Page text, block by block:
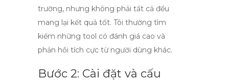
trường, nhưng không phải tất cả đều
mang lại kết quả tốt. Tôi thường tìm
kiếm những tool có đánh giá cao và
phản hồi tích cực từ người dùng khác.
Bước 2: Cài đặt và cấu